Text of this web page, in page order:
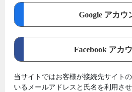
Google アカウ
Facebook アカ
当サイトではお客様が接続先サイト
いるメールアドレスと氏名を利用させ